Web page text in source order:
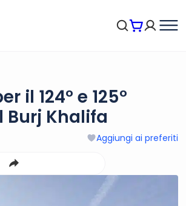
il 124° e 125°
Burj Khalifa
Aggiungi ai preferiti